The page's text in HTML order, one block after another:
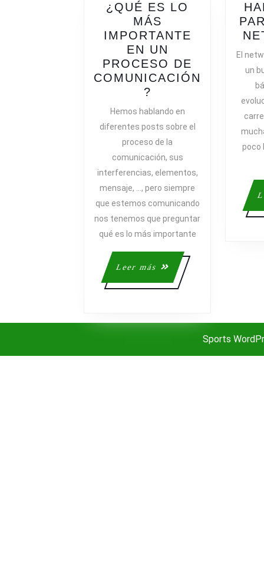
¿QUÉ ES LO
MÁS
IMPORTANTE
EN UN
PROCESO DE
COMUNICACIÓN
?
ES
MÁS
IMPORTANTE
EN
UN
PROCESO
DE
Hemos hablando en
diferentes posts sobre el
proceso de la
comunicación, sus
interferencias, elementos,
mensaje, …, pero siempre
que estemos comunicando
nos tenemos que preguntar
qué es lo más importante
Leer más
Leer
más
El
un
poco
Sports